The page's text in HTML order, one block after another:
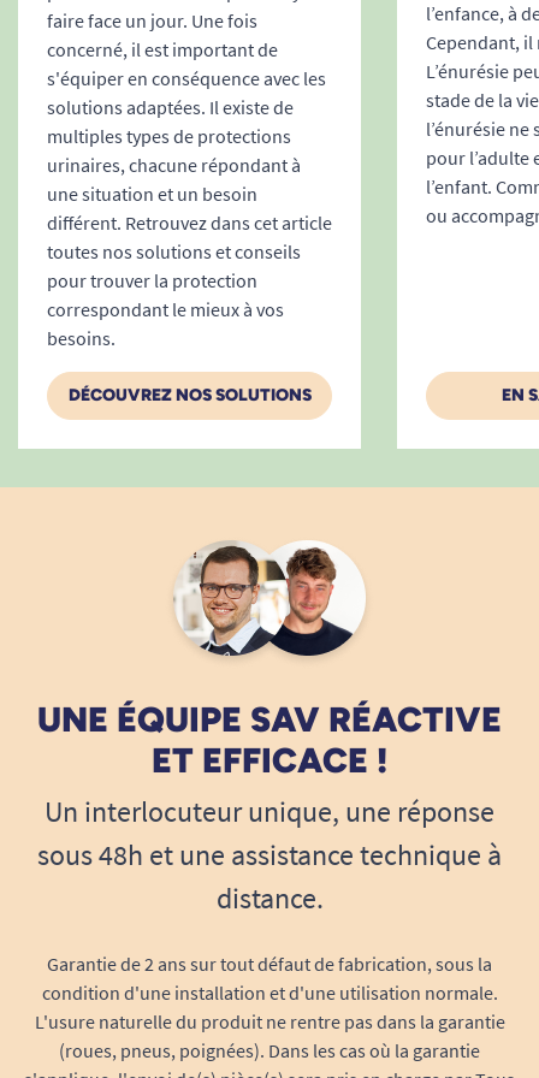
Pliable et peu encombrante, elle s’emporte
discrètement dans un sac ou un tiroir.
À usage unique, elle s’élimine simplement
dans les déchets ménagers, sans risque de
contamination ni de prolifération
bactérienne.
Sécurité et hygiène pour l’utilisateur et les
aidants
Protection immédiate lors de la toilette,
des soins ou des changes.
Limite la manipulation du linge souillé.
Réduit les transmissions de germes et le
travail de lessive au quotidien.
couvrant l'essentiel du matelas ou du
Unités par paquet: 30
Poids unitaire: 41 g
Composition: Voile de surface textile,
intérieur ouate et coussin SAP, film
polyéthylène imperméable
Technologies
: “Cotton feel”, absorption
SAP 3+ anti-odeurs
Pourquoi choisir l'alèse jetable SENI
Soft Normal 60 x 60 cm ?
silencieuse et douce à chaque mouvement
Hygiène parfaite: usage unique, zéro
lessive, élimination simple
Respect de la peau : technologie
faire face un jour. Une fois
concerné, il est important de
s'équiper en conséquence avec les
solutions adaptées. Il existe de
multiples types de protections
urinaires, chacune répondant à
une situation et un besoin
différent. Retrouvez dans cet article
toutes nos solutions et conseils
pour trouver la protection
correspondant le mieux à vos
besoins.
DÉCOUVREZ NOS SOLUTIONS
l’enfance, à
Cependant, il
L’énurésie
stade de la
l’énurésie ne
pour l’adulte
l’enfant.
ou
EN
UNE ÉQUIPE SAV RÉACTIVE
ET EFFICACE !
Un interlocuteur unique, une réponse
sous 48h et une assistance technique à
distance.
Garantie de 2 ans sur tout défaut de fabrication, sous la
condition d'une installation et d'une utilisation normale.
L'usure naturelle du produit ne rentre pas dans la garantie
(roues, pneus, poignées). Dans les cas où la garantie